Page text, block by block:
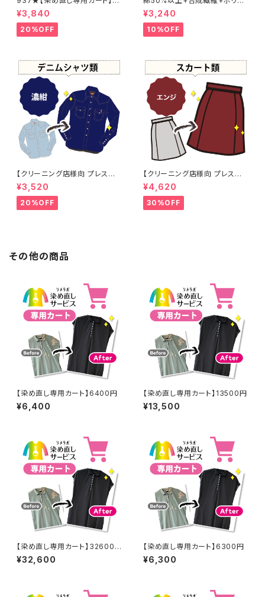
800円
¥3,840
20%OFF
レタン 黒染め パンツ 【元色：
黒】 -染め直し[漆黒 - Black]4
01-0076
¥3,240
10%OFF
【クリーニング店様向 プレス加
工なし】綿100% 濃紺染め シャ
ツ 【元色：紺(Navy) - 色あせあ
り】 -染め直し[ネイビー - Nav
y]403-0116
¥3,520
20%OFF
【クリーニング店様向 プレス加
工なし】綿100% エンジ染め ス
カート 【元色：白 - 汚れあり】 -
染め直し[臙脂 - ワインレッド -
くすんだ深みのある赤]403-01
¥4,620
30%OFF
その他の商品
【染め直し専用カート】6400円
¥6,400
【染め直し専用カート】13500円
¥13,500
【染め直し専用カート】32600
円
¥32,600
【染め直し専用カート】6300円
¥6,300